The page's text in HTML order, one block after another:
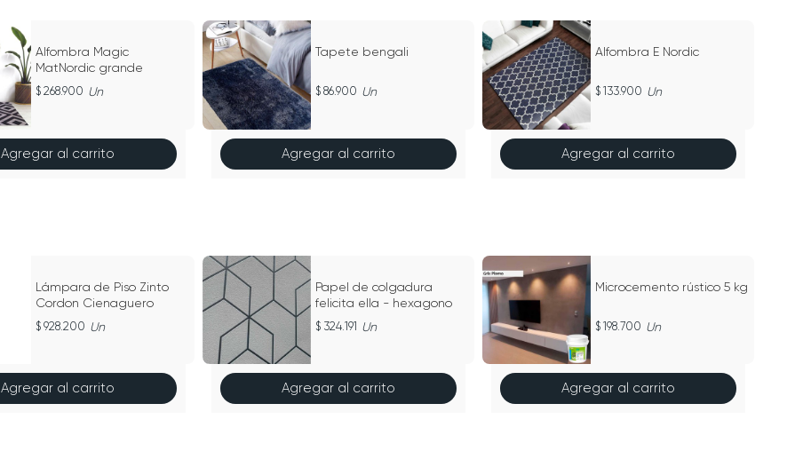
Alfombra Magic
MatNordic grande
268.900 Un
Agregar al carrito
Tapete bengali
86.900 Un
Agregar al carrito
Alfombra E Nordic
133.900 Un
Agregar al carrito
Lámpara de Piso Zinto
Cordon Cienaguero
928.200 Un
Agregar al carrito
Papel de colgadura
felicita ella - hexagono
324.191 Un
Agregar al carrito
Microcemento rústico 5 kg
198.700 Un
Agregar al carrito